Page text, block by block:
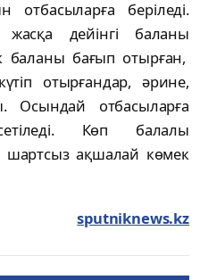
беріледі.
дейінгі баланы
баланы бағып отырған,
отырғандар, әрине,
отбасыларға
Көп балалы
шартсыз ақшалай көмек
sputniknews.kz